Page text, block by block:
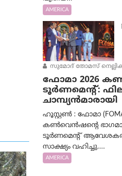
AMERICA
സുമോദ് തോമസ്
ഫോമാ 2026
ടൂർണമെന്റ്:
ചാമ്പ്യൻമാരായി
ഹൂസ്റ്റൺ : ഫോമാ
കൺവെൻഷന്റെ
ടൂർണമെന്റ്
സാക്ഷ്യം വഹിച്ചു....
AMERICA